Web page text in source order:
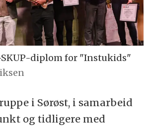
diplom for "Instukids"
i Sørøst, i samarbeid
og tidligere med